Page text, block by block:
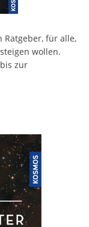
Ratgeber, für alle,
wollen.
zur